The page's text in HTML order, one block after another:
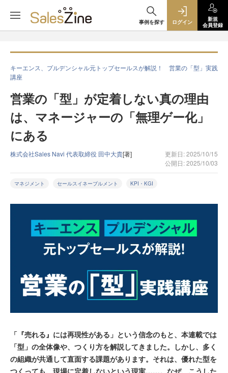
事例を探す ログイン
新規
会員登録
キーエンス、プルデンシャル元トップセールスが解説！ 営業の「型」実践
講座
営業の「型」が定着しない真の理由
は、マネージャーの「無理ゲー化」
にある
株式会社Sales Navi 代表取締役 田中大貴[著]
更新日: 2025/10/15
公開日: 2025/10/03
マネジメント セールスイネーブルメント KPI・KGI
「『売れる』には再現性がある」という信念のもと、本連載では
「型」の全体像や、つくり方を解説してきました。しかし、多く
の組織が共通して直面する課題があります。それは、優れた型を